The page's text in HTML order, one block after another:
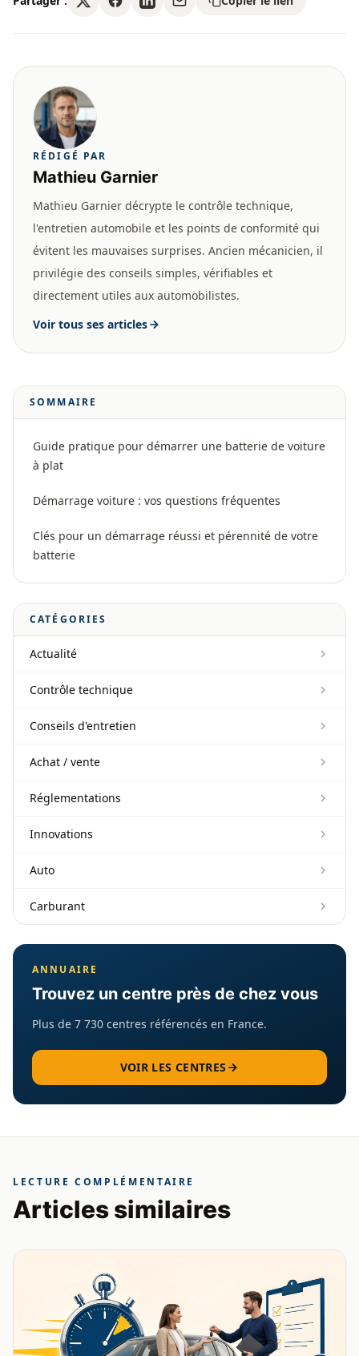
RÉDIGÉ PAR
Mathieu Garnier
Mathieu Garnier décrypte le contrôle technique,
l'entretien automobile et les points de conformité qui
évitent les mauvaises surprises. Ancien mécanicien, il
privilégie des conseils simples, vérifiables et
directement utiles aux automobilistes.
Voir tous ses articles
SOMMAIRE
Guide pratique pour démarrer une batterie de voiture
à plat
Démarrage voiture : vos questions fréquentes
Clés pour un démarrage réussi et pérennité de votre
batterie
CATÉGORIES
Actualité
Contrôle technique
Conseils d'entretien
Achat / vente
Réglementations
Innovations
Auto
Carburant
ANNUAIRE
Trouvez un centre près de chez vous
Plus de 7 730 centres référencés en France.
VOIR LES CENTRES
LECTURE COMPLÉMENTAIRE
Articles similaires